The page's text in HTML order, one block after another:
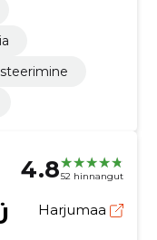
4.852 hinnangut
Harjumaa